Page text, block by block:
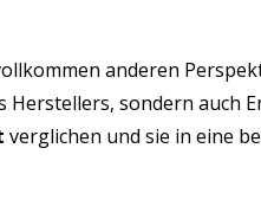
anderen
Herstellers, sondern auch
verglichen und sie in eine